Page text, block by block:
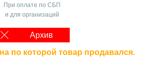
При оплате по СБП
и для организаций
Архив
по которой товар продавался.